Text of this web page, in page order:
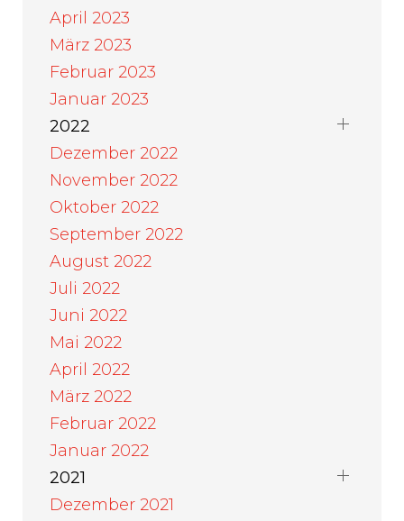
April 2023
März 2023
Februar 2023
Januar 2023
2022
Dezember 2022
November 2022
Oktober 2022
September 2022
August 2022
Juli 2022
Juni 2022
Mai 2022
April 2022
März 2022
Februar 2022
Januar 2022
2021
Dezember 2021